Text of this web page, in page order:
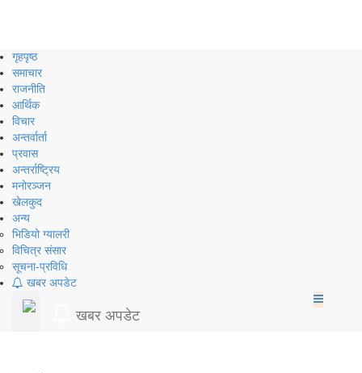
गृहपृष्ठ
समाचार
राजनीति
आर्थिक
विचार
अन्तर्वार्ता
प्रवास
अन्तर्राष्ट्रिय
मनोरञ्जन
खेलकुद
अन्य
भिडियो ग्यालरी
विचित्र संसार
सूचना-प्रविधि
खबर अपडेट
खबर अपडेट